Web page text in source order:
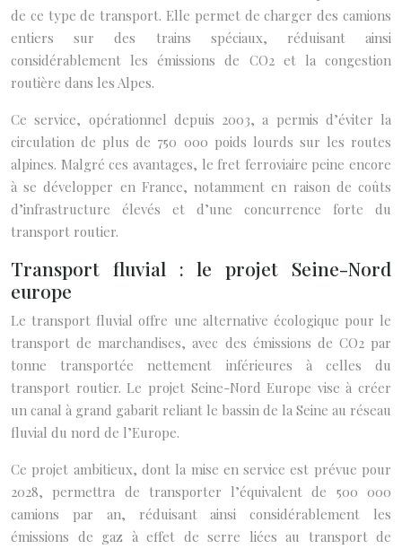
de ce type de transport. Elle permet de charger des camions
entiers sur des trains spéciaux, réduisant ainsi
considérablement les émissions de CO2 et la congestion
routière dans les Alpes.
Ce service, opérationnel depuis 2003, a permis d’éviter la
circulation de plus de 750 000 poids lourds sur les routes
alpines. Malgré ces avantages, le fret ferroviaire peine encore
à se développer en France, notamment en raison de coûts
d’infrastructure élevés et d’une concurrence forte du
transport routier.
Transport fluvial : le projet Seine-Nord
europe
Le transport fluvial offre une alternative écologique pour le
transport de marchandises, avec des émissions de CO2 par
tonne transportée nettement inférieures à celles du
transport routier. Le projet Seine-Nord Europe vise à créer
un canal à grand gabarit reliant le bassin de la Seine au réseau
fluvial du nord de l’Europe.
Ce projet ambitieux, dont la mise en service est prévue pour
2028, permettra de transporter l’équivalent de 500 000
camions par an, réduisant ainsi considérablement les
émissions de gaz à effet de serre liées au transport de